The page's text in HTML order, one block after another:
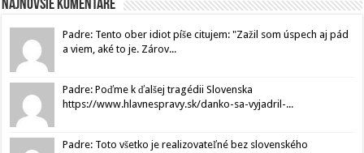
Najnovšie komentáre
Padre: Tento ober idiot píše citujem: "Zažil som úspech aj pád
a viem, aké to je. Zárov...
Padre: Poďme k ďalšej tragédii Slovenska
https://www.hlavnespravy.sk/danko-sa-vyjadril-...
Padre: Toto všetko je realizovateľné bez slovenského